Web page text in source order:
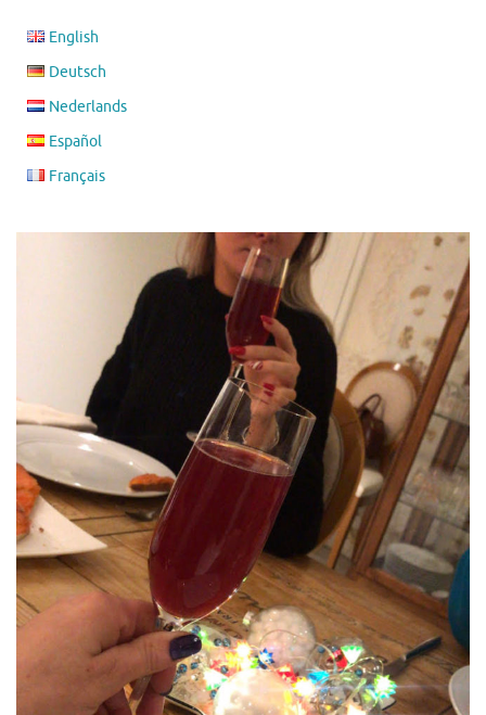
English
Deutsch
Nederlands
Español
Français